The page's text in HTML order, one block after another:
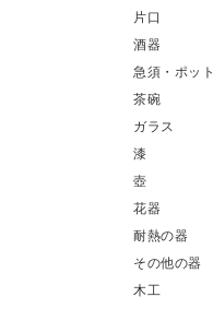
片口
酒器
急須・ポット
茶碗
ガラス
漆
壺
花器
耐熱の器
その他の器
木工